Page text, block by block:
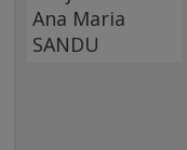
Ana Maria
SANDU